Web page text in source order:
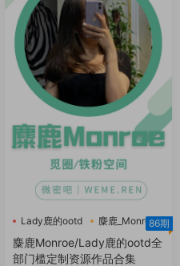
Lady鹿的ootd
麋鹿_Monroe
麋鹿Monroe
86期
麋鹿Monroe/Lady鹿的ootd全
部门槛定制资源作品合集